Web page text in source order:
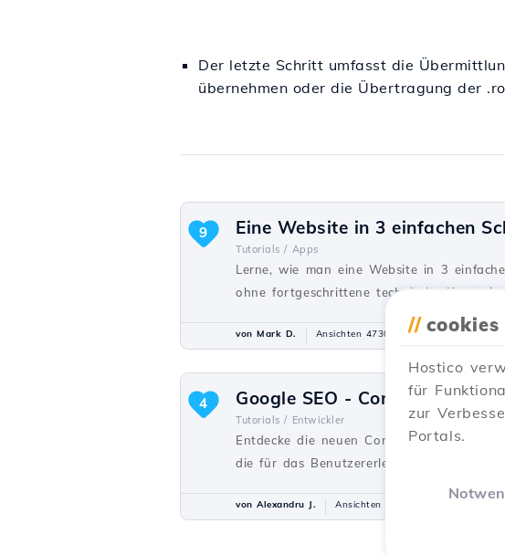
Der letzte Schritt umfasst die
übernehmen oder die Übertragung der
Eine Website in 3 einfachen
Tutorials / Apps
Lerne, wie man eine Website in 3
ohne fortgeschrittene technische
9
von Mark D. Ansichten 4730 Vor einem Jahr
Google SEO - Core Web Vitals
Tutorials / Entwickler
Entdecke die neuen Core Web Vitals
die für das Benutzererlebnis unerlässlich
4
von Alexandru J. Ansichten 1371 Vor einem Jahr
// cookies
Hostico
für
zur
Portals.